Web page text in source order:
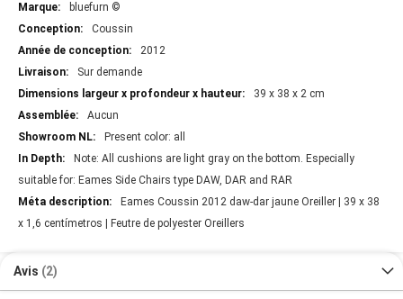
bluefurn ©
Coussin
2012
Sur demande
39 x 38 x 2 cm
Aucun
Present color: all
Note: All cushions are light gray on the bottom. Especially
suitable for: Eames Side Chairs type DAW, DAR and RAR
Eames Coussin 2012 daw-dar jaune Oreiller | 39 x 38
x 1,6 centímetros | Feutre de polyester Oreillers
Avis 2